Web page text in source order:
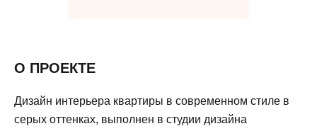
О ПРОЕКТЕ
Дизайн интерьера квартиры в современном стиле в
серых оттенках, выполнен в студии дизайна